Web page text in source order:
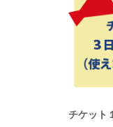
チケット